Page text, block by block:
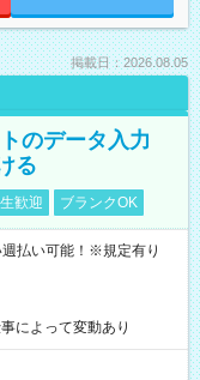
掲載日：2026.08.05
のデータ入力
る
歓迎 ブランクOK
払い可能！※規定有り
によって変動あり